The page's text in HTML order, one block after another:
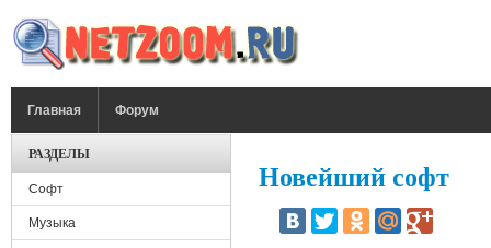
Главная Форум
Новейший софт
РАЗДЕЛЫ
Софт
Музыка